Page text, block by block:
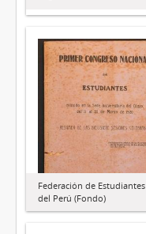
Federación de Estudiantes
del Perú (Fondo)